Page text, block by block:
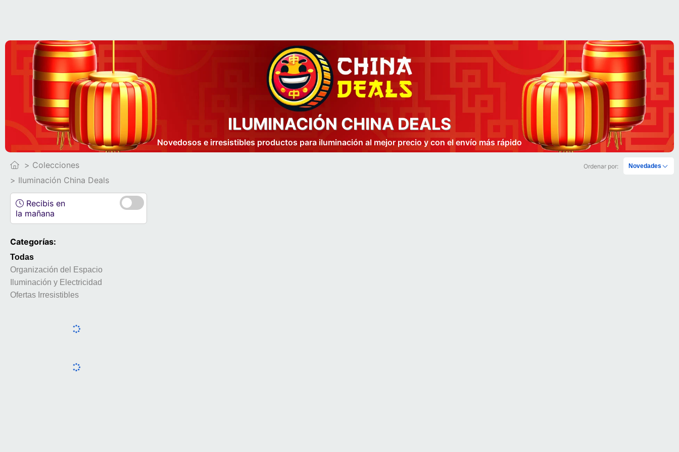
ILUMINACIÓN CHINA DEALS
Novedosos e irresistibles productos para iluminación al mejor precio y con el envío más rápido
Colecciones
Iluminación China Deals
Recibis en
la mañana
Categorías:
Todas
Organización del Espacio
Iluminación y Electricidad
Ofertas Irresistibles
Ordenar por: Novedades